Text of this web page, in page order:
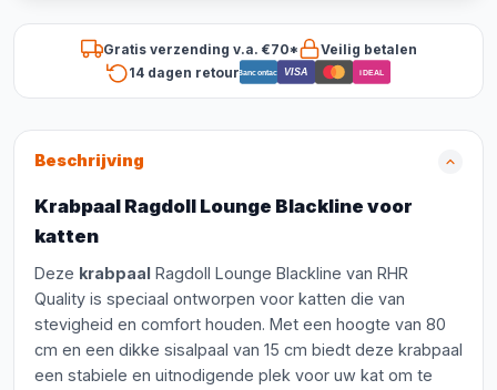
Gratis verzending v.a. €70*
Veilig betalen
14 dagen retourBancontact VISA iDEAL
Beschrijving
Krabpaal Ragdoll Lounge Blackline voor
katten
Deze krabpaal Ragdoll Lounge Blackline van RHR
Quality is speciaal ontworpen voor katten die van
stevigheid en comfort houden. Met een hoogte van 80
cm en een dikke sisalpaal van 15 cm biedt deze krabpaal
een stabiele en uitnodigende plek voor uw kat om te